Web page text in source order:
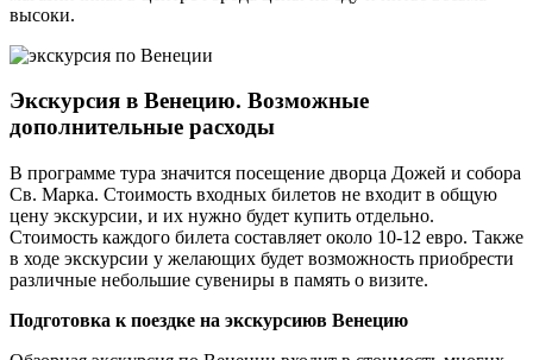
высоки.
Экскурсия в Венецию. Возможные
дополнительные расходы
В программе тура значится посещение дворца Дожей и собора
Св. Марка. Стоимость входных билетов не входит в общую
цену экскурсии, и их нужно будет купить отдельно.
Стоимость каждого билета составляет около 10-12 евро. Также
в ходе экскурсии у желающих будет возможность приобрести
различные небольшие сувениры в память о визите.
Подготовка к поездке на экскурсиюв Венецию